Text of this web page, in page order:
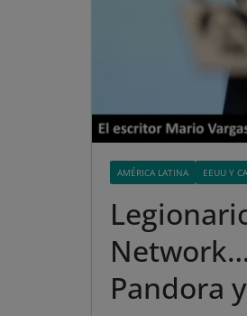
AMÉRICA LATINA EEUU Y
Pandora